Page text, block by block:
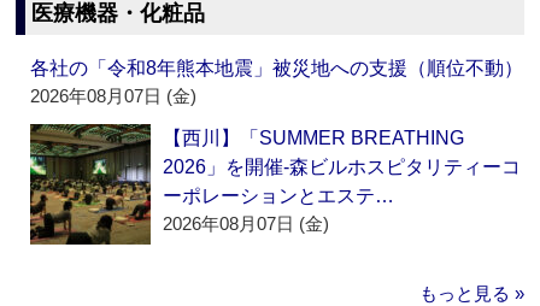
医療機器・化粧品
各社の「令和8年熊本地震」被災地への支援（順位不動）
2026年08月07日 (金)
【西川】「SUMMER BREATHING
2026」を開催‐森ビルホスピタリティーコ
ーポレーションとエステ…
2026年08月07日 (金)
もっと見る »